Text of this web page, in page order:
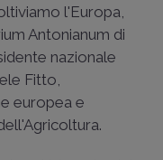
l'Europa,
Antonianum di
nazionale
Fitto,
europea e